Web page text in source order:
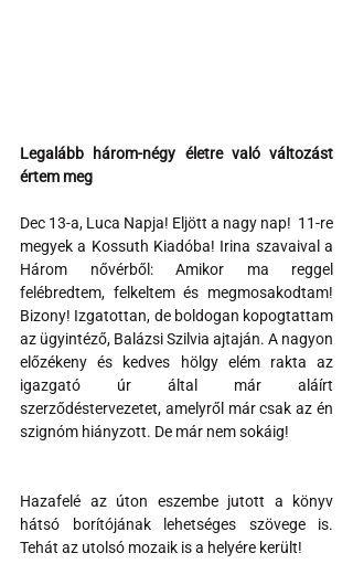
Legalább három-négy életre való változást
értem meg
Dec 13-a, Luca Napja! Eljött a nagy nap!  11-re
megyek a Kossuth Kiadóba! Irina szavaival a
Három nővérből: Amikor ma reggel
felébredtem, felkeltem és megmosakodtam!
Bizony! Izgatottan, de boldogan kopogtattam
az ügyintéző, Balázsi Szilvia ajtaján. A nagyon
előzékeny és kedves hölgy elém rakta az
igazgató úr által már aláírt
szerződéstervezetet, amelyről már csak az én
szignóm hiányzott. De már nem sokáig!
Hazafelé az úton eszembe jutott a könyv
hátsó borítójának lehetséges szövege is.
Tehát az utolsó mozaik is a helyére került!